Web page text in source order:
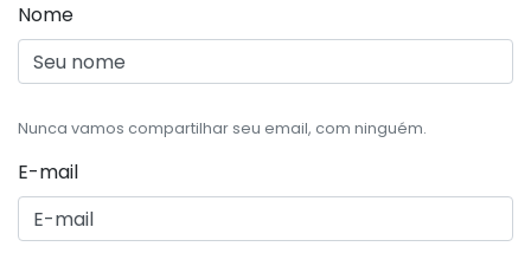
Nome
Nunca vamos compartilhar seu email, com ninguém.
E-mail